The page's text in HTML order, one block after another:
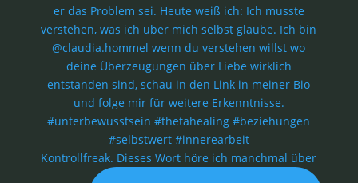
Kontrollfreak. Dieses Wort höre ich manchmal über